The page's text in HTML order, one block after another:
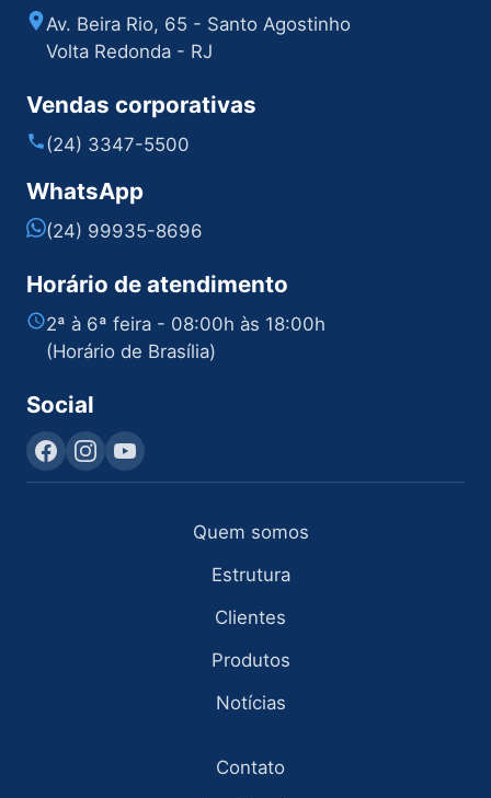
Av. Beira Rio, 65 - Santo Agostinho
Volta Redonda - RJ
Vendas corporativas
(24) 3347-5500
WhatsApp
(24) 99935-8696
Horário de atendimento
2ª à 6ª feira - 08:00h às 18:00h
(Horário de Brasília)
Social
Quem somos
Estrutura
Clientes
Produtos
Notícias
Contato